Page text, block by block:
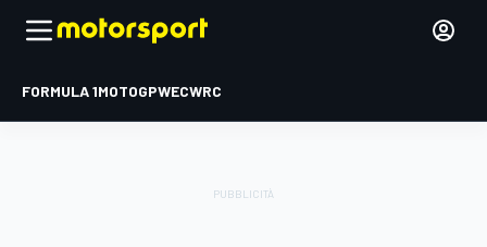
FORMULA 1MOTOGPWECWRC